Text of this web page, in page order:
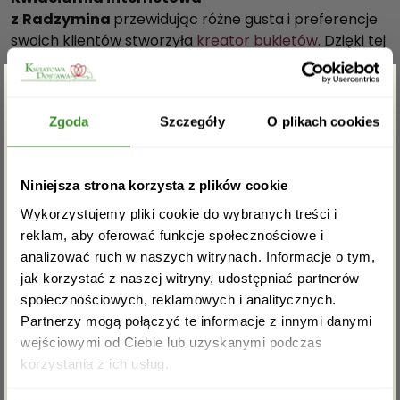
Zgoda Szczegóły O plikach cookies
Niniejsza strona korzysta z plików cookie
Wykorzystujemy pliki cookie do wybranych treści i
reklam, aby oferować funkcje społecznościowe i
analizować ruch w naszych witrynach. Informacje o tym,
jak korzystać z naszej witryny, udostępniać partnerów
społecznościowych, reklamowych i analitycznych.
Partnerzy mogą połączyć te informacje z innymi danymi
wejściowymi od Ciebie lub uzyskanymi podczas
korzystania z ich usług.
z Radzymina przewidując różne gusta i preferencje
swoich klientów stworzyła kreator bukietów. Dzięki tej
funkcji każdy może
przesłaćdo
pozwala wybrać gatunek roślin, kolor oraz ilość.
Zamawiający ma również wpływ na wykończenie i
może stworzyć własny, wyjątkowy, niepowtarzalny
bukiet.
Jeśli potrzebujesz bukietu, wieńca lub wiązanki
kondolencyjnejw Radzyminiekwiaciarnia
internetowa– Kwiatowa Dostawa zrealizuje również
takie zamówienie. Posiadamy w swojej ofercie
odpowiednie kwiaty, które nasz kurier dostarczy
Radzyminado kościoła na pogrzeb, kaplicy lub na
Zgarnij rabat -5%
Zapisz się do newslettera i zgarnij
rabat na pierwsze zakupy!
Akceptuję regulamin i wyrażam zgodę na
przetwarzanie powyższych danych osobowych